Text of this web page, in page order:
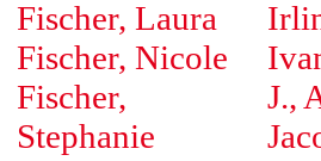
Fischer, Laura
Fischer, Nicole
Fischer,
Stephanie
J.,